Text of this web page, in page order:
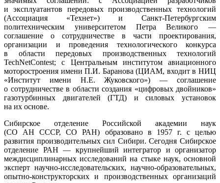
и эксплуатантов передовых производственных технологий
(Ассоциация «Технет») и Санкт-Петербургским
политехническим университетом Петра Великого —
соглашение о сотрудничестве в части проектирования,
организации и проведения технологического конкурса
в области передовых производственных технологий
TechNetContest; с Центральным институтом авиационного
моторостроения имени П.И. Баранова (ЦИАМ, входит в НИЦ
«Институт имени Н.Е. Жуковского») — соглашение
о сотрудничестве в области создания «цифровых двойников»
газотурбинных двигателей (ГТД) и силовых установок
на их основе.
Сибирское отделение Российской академии наук
(СО АН СССР, СО РАН) образовано в 1957 г. с целью
развития производительных сил Сибири. Сегодня Сибирское
отделение РАН — крупнейший интегратор и организатор
междисциплинарных исследований на стыке наук, основной
эксперт научно-исследовательских, научно-образовательных,
опытно-конструкторских и производственных организаций